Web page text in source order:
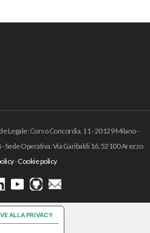
Legale: Corso Concordia, 11 - 20129 Milano -
Sede Operativa: Via Garibaldi 16, 52100 Arezzo
-Cookie policy
ALLA PRIVACY